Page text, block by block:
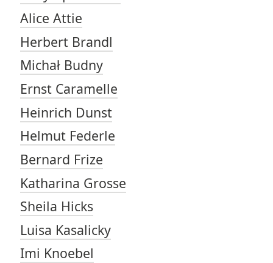
Alice Attie
Herbert Brandl
Michał Budny
Ernst Caramelle
Heinrich Dunst
Helmut Federle
Bernard Frize
Katharina Grosse
Sheila Hicks
Luisa Kasalicky
Imi Knoebel